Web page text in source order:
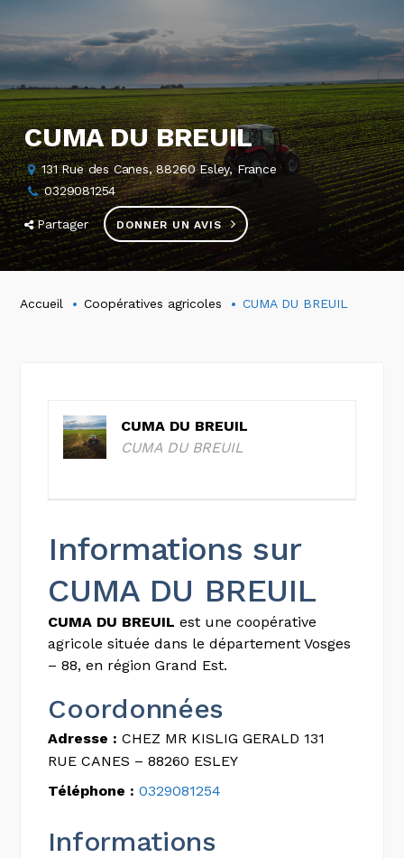
CUMA DU BREUIL
131 Rue des Canes, 88260 Esley, France
0329081254
Partager DONNER UN AVIS
Accueil Coopératives agricoles CUMA DU BREUIL
CUMA DU BREUIL
CUMA DU BREUIL
Informations sur
CUMA DU BREUIL
CUMA DU BREUIL est une coopérative
agricole située dans le département Vosges
– 88, en région Grand Est.
Coordonnées
Adresse : CHEZ MR KISLIG GERALD 131
RUE CANES – 88260 ESLEY
Téléphone : 0329081254
Informations